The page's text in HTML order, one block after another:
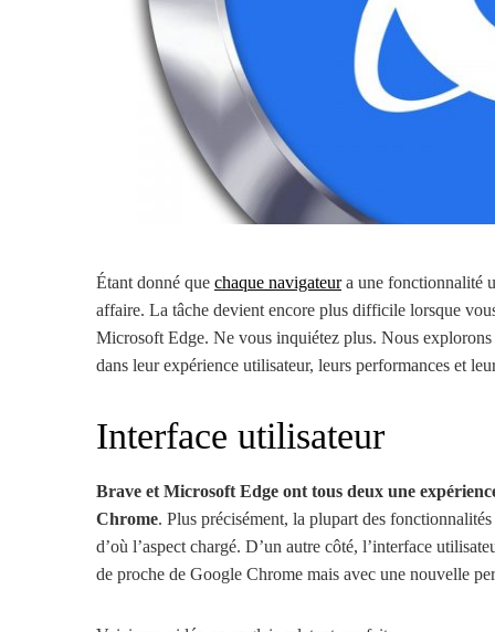
Étant donné que chaque navigateura une fonctionnalité
affaire. La tâche devient encore plus difficile lorsque
Microsoft Edge. Ne vous inquiétez plus. Nous
dans leur expérience utilisateur, leurs performances et
Interface utilisateur
Brave et Microsoft Edge ont tous deux une
Chrome. Plus précisément, la plupart des
d’où l’aspect chargé. D’un autre côté, l’interface
de proche de Google Chrome mais avec une nouvelle